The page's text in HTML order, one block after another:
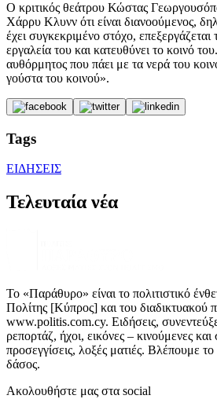
Ο κριτικός θεάτρου Κώστας
Χάρρυ Κλυνν ότι είναι διανοούμενος,
έχει συγκεκριμένο στόχο, επεξεργάζεται
εργαλεία του και κατευθύνει το κοινό
αυθόρμητος που πάει με τα νερά του
γούστα του κοινού».
Tags
ΕΙΔΗΣΕΙΣ
Τελευταία νέα
Το «Παράθυρο» είναι το πολιτιστικό
Πολίτης [Κύπρος] και του διαδικτυακού
www.politis.com.cy. Ειδήσεις,
ρεπορτάζ, ήχοι, εικόνες – κινούμενες και
προσεγγίσεις, λοξές ματιές. Βλέπουμε
δάσος.
Ακολουθήστε μας στα social